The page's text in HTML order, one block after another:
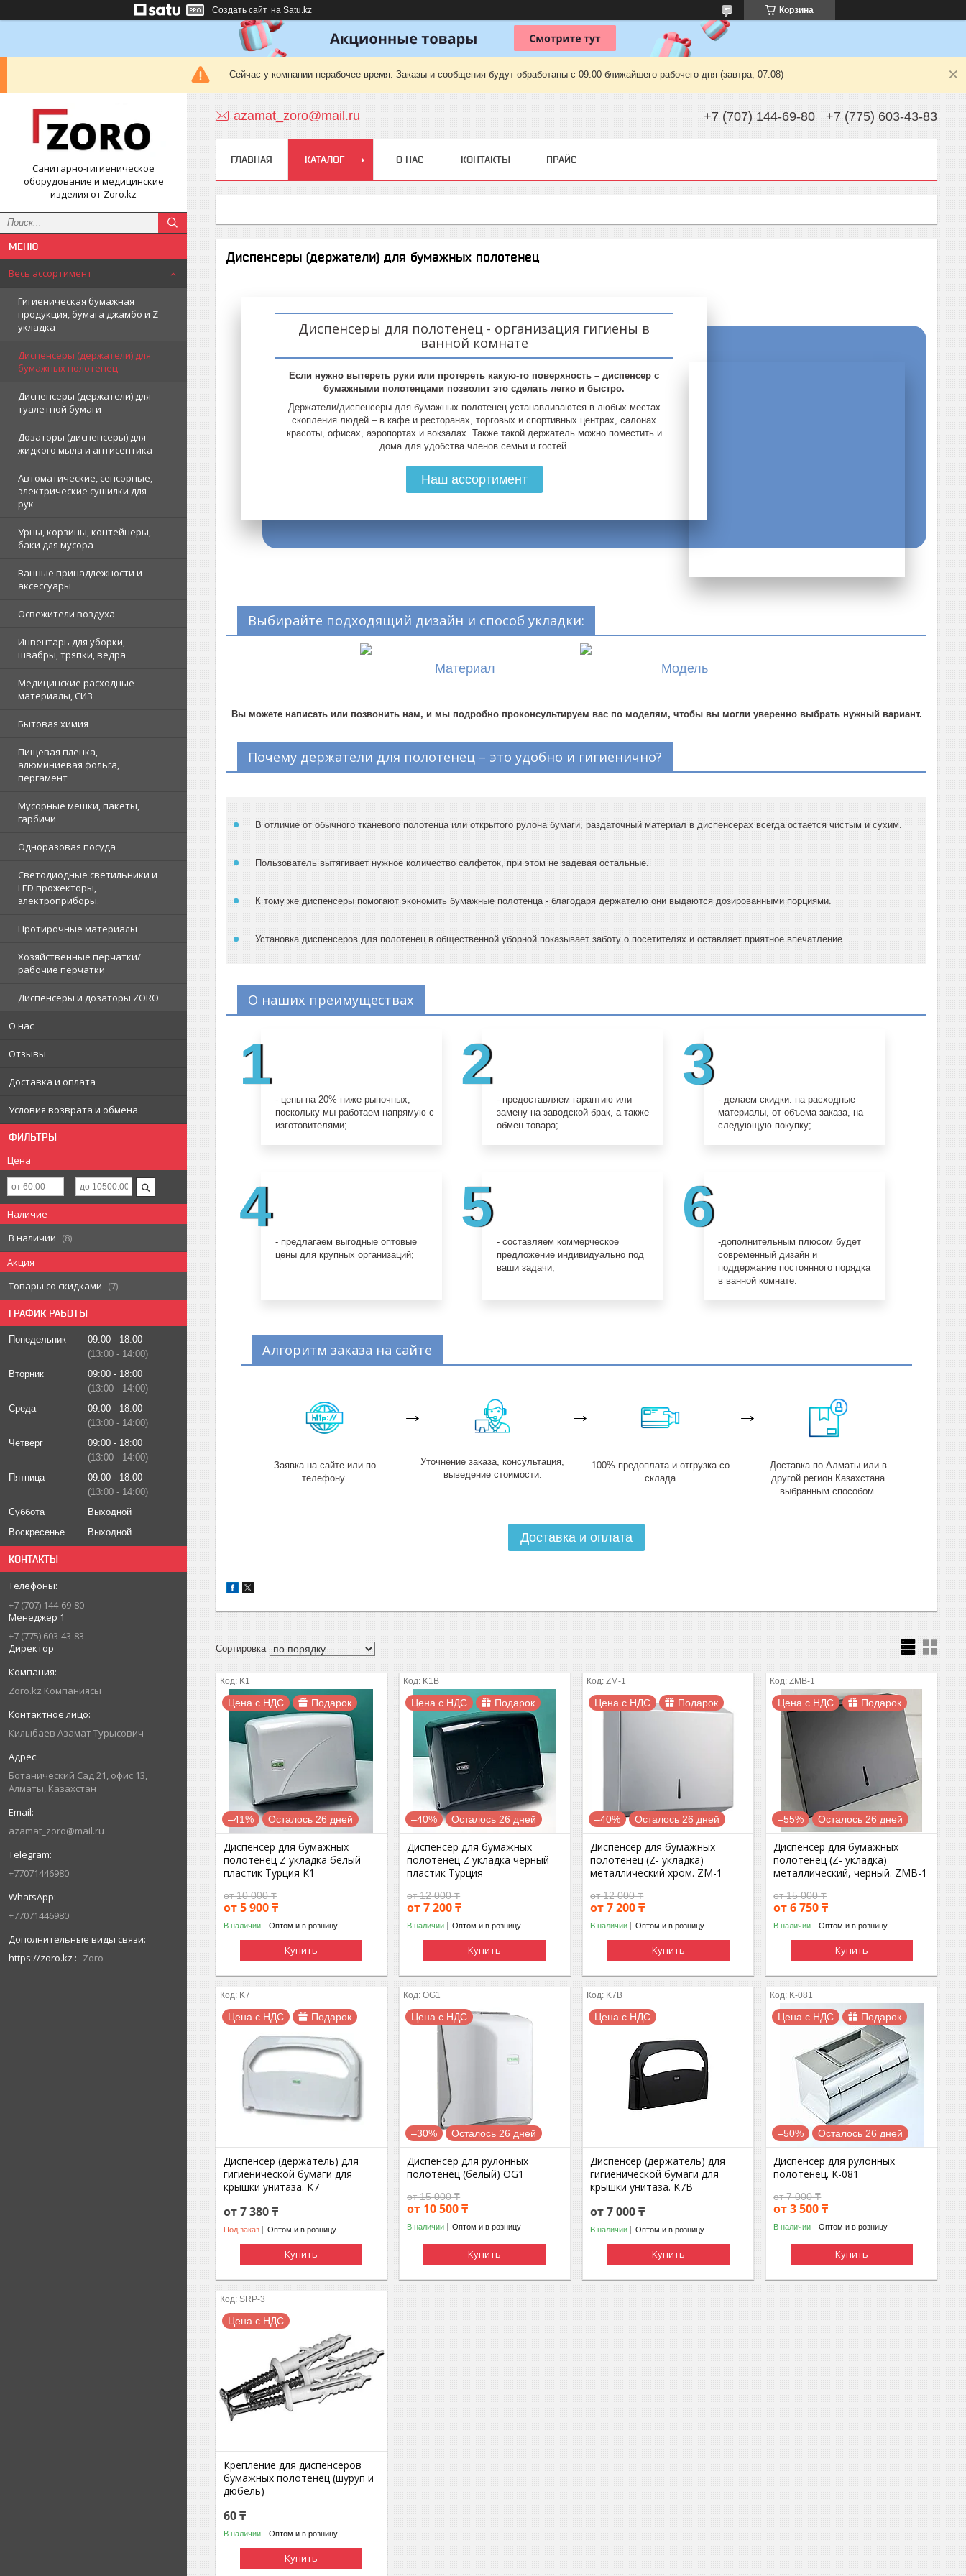
Создать сайт на Satu.kz Корзина
Сейчас у компании нерабочее время. Заказы и сообщения будут обработаны с 09:00 ближайшего рабочего дня (завтра, 07.08)
Санитарно-гигиеническое
оборудование и медицинские
изделия от Zoro.kz
Весь ассортимент
Гигиеническая бумажная
продукция, бумага джамбо и Z
укладка
Диспенсеры (держатели) для
бумажных полотенец
Диспенсеры (держатели) для
туалетной бумаги
Дозаторы (диспенсеры) для
жидкого мыла и антисептика
Автоматические, сенсорные,
электрические сушилки для
рук
Урны, корзины, контейнеры,
баки для мусора
Ванные принадлежности и
аксессуары
Освежители воздуха
Инвентарь для уборки,
швабры, тряпки, ведра
Медицинские расходные
материалы, СИЗ
Бытовая химия
Пищевая пленка,
алюминиевая фольга,
пергамент
Мусорные мешки, пакеты,
гарбичи
Одноразовая посуда
Светодиодные светильники и
LED прожекторы,
электроприборы.
Протирочные материалы
Хозяйственные перчатки/
рабочие перчатки
Диспенсеры и дозаторы ZORO
О нас
Отзывы
Доставка и оплата
Условия возврата и обмена
ФИЛЬТРЫ
Цена
Наличие
В наличии
8
Акция
Товары со скидками
7
ГРАФИК РАБОТЫ
Понедельник 09:00
18:00
13:00
14:00
Вторник
09:00
18:00
13:00
14:00
Среда
09:00
18:00
13:00
14:00
Четверг
09:00
18:00
13:00
14:00
Пятница
09:00
18:00
13:00
14:00
Суббота
Выходной
Воскресенье
Выходной
КОНТАКТЫ
+7 (707) 144-69-80
Менеджер 1
+7 (775) 603-43-83
Директор
Zoro.kz Компаниясы
Килыбаев Азамат Турысович
Ботанический Сад 21, офис 13,
Алматы, Казахстан
azamat_zoro@mail.ru
+77071446980
+77071446980
https://zoro.kz Zoro
azamat_zoro@mail.ru +7 (707) 144-69-80 +7 (775) 603-43-83
ГЛАВНАЯ КАТАЛОГ О НАС КОНТАКТЫ ПРАЙС
Диспенсеры (держатели) для бумажных полотенец
Диспенсеры для полотенец - организация гигиены в
ванной комнате
Если нужно вытереть руки или протереть какую-то поверхность – диспенсер с
бумажными полотенцами позволит это сделать легко и быстро.
Держатели/диспенсеры для бумажных полотенец устанавливаются в любых местах
скопления людей – в кафе и ресторанах, торговых и спортивных центрах, салонах
красоты, офисах, аэропортах и вокзалах. Также такой держатель можно поместить и
дома для удобства членов семьи и гостей.
Наш ассортимент
Выбирайте подходящий дизайн и способ укладки:
На нашем сайте представлены
диспенсеры из пластика и хромированного
металла. Вы можете подобрать
подходящий вариант для уборной
комнаты. Есть антивандальные модели,
также различаются по способам укладки.
Материал
Также есть модели, которые
предназначены специально для рулонных
бумажных полотенец (или Джамбо). У нас
много вариантов диспенсеров с Z-
укладкой – бумажные полотенца сложены
Модель
.
Вы можете написать или позвонить нам, и мы подробно проконсультируем вас по моделям, чтобы вы могли уверенно выбрать нужный вариант.
Почему держатели для полотенец – это удобно и гигиенично?
В отличие от обычного тканевого полотенца или открытого рулона бумаги, раздаточный материал в диспенсерах всегда остается чистым и сухим.
Пользователь вытягивает нужное количество салфеток, при этом не задевая остальные.
К тому же диспенсеры помогают экономить бумажные полотенца - благодаря держателю они выдаются дозированными порциями.
Установка диспенсеров для полотенец в общественной уборной показывает заботу о посетителях и оставляет приятное впечатление.
О наших преимуществах
1
- цены на 20% ниже рыночных,
поскольку мы работаем напрямую с
изготовителями;
2
- предоставляем гарантию или
замену на заводской брак, а также
обмен товара;
3
- делаем скидки: на расходные
материалы, от объема заказа, на
следующую покупку;
4
- предлагаем выгодные оптовые
цены для крупных организаций;
5
- составляем коммерческое
предложение индивидуально под
ваши задачи;
6
-дополнительным плюсом будет
современный дизайн и
поддержание постоянного порядка
в ванной комнате.
Алгоритм заказа на сайте
Заявка на сайте или по
телефону.
→
Уточнение заказа, консультация,
выведение стоимости.
→
100% предоплата и отгрузка со
склада
→
Доставка по Алматы или в
другой регион Казахстана
выбранным способом.
Доставка и оплата
K1
Цена с НДС Подарок
–41% Осталось 26 дней
Диспенсер для бумажных
полотенец Z укладка белый
пластик Турция K1
от 10 000 ₸
от 5 900 ₸
В наличии Оптом и в розницу
Купить
K1B
Цена с НДС Подарок
–40% Осталось 26 дней
Диспенсер для бумажных
полотенец Z укладка черный
пластик Турция
от 12 000 ₸
от 7 200 ₸
В наличии Оптом и в розницу
Купить
ZM-1
Цена с НДС Подарок
–40% Осталось 26 дней
Диспенсер для бумажных
полотенец (Z- укладка)
металлический хром. ZM-1
от 12 000 ₸
от 7 200 ₸
В наличии Оптом и в розницу
Купить
ZMB-1
Цена с НДС Подарок
–55% Осталось 26 дней
Диспенсер для бумажных
полотенец (Z- укладка)
металлический, черный. ZMB-1
от 15 000 ₸
от 6 750 ₸
В наличии Оптом и в розницу
Купить
K7
Цена с НДС Подарок
Диспенсер (держатель) для
гигиенической бумаги для
крышки унитаза. K7
от 7 380 ₸
Под заказ Оптом и в розницу
Купить
OG1
Цена с НДС
–30% Осталось 26 дней
Диспенсер для рулонных
полотенец (белый) OG1
от 15 000 ₸
от 10 500 ₸
В наличии Оптом и в розницу
Купить
K7B
Цена с НДС
Диспенсер (держатель) для
гигиенической бумаги для
крышки унитаза. K7B
от 7 000 ₸
В наличии Оптом и в розницу
Купить
K-081
Цена с НДС Подарок
–50% Осталось 26 дней
Диспенсер для рулонных
полотенец. K-081
от 7 000 ₸
от 3 500 ₸
В наличии Оптом и в розницу
Купить
SRP-3
Цена с НДС
Крепление для диспенсеров
бумажных полотенец (шуруп и
дюбель)
60 ₸
В наличии Оптом и в розницу
Купить